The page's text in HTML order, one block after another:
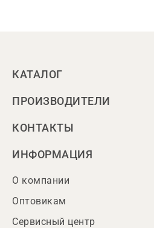
КАТАЛОГ
ПРОИЗВОДИТЕЛИ
КОНТАКТЫ
ИНФОРМАЦИЯ
О компании
Оптовикам
Сервисный центр